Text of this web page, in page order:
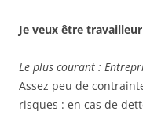
Je veux être
Le plus courant :
Assez peu de
risques : en cas de